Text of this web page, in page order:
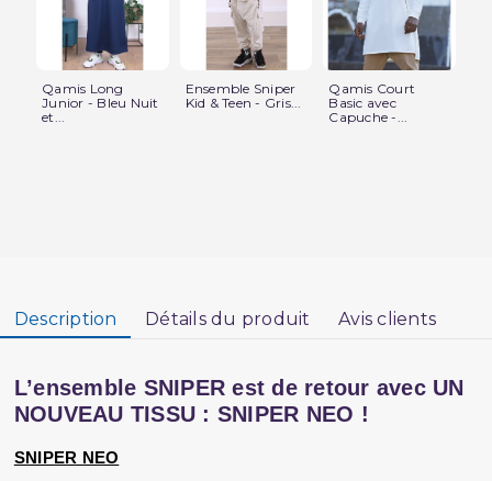
Qamis Long
Junior - Bleu Nuit
et...
Ensemble Sniper
Kid & Teen - Gris...
Qamis Court
Basic avec
Capuche -...
Description Détails du produit Avis clients
L’ensemble SNIPER est de retour avec UN
NOUVEAU TISSU : SNIPER NEO !
SNIPER NEO